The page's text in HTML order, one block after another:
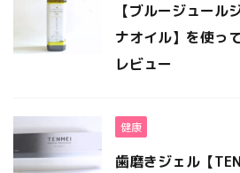
【ブルージュール
ナオイル】を使っ
レビュー
健康
歯磨きジェル【